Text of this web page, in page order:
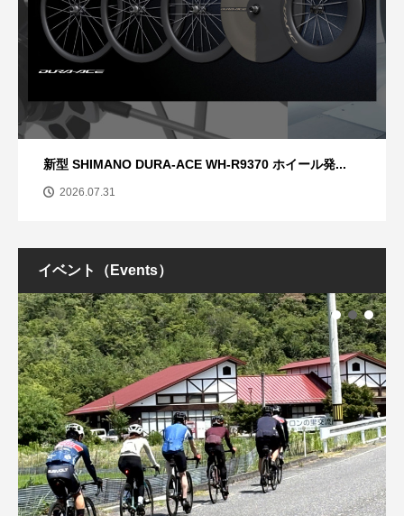
新型 SHIMANO DURA-ACE WH-R9370 ホイール発...
2026.07.31
イベント（Events）